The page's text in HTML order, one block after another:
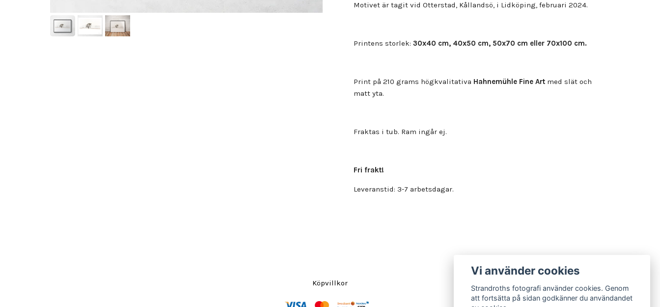
Motivet är tagit vid Otterstad, Kållandsö, i Lidköping, februari 2024.
Printens storlek: 30x40 cm, 40x50 cm, 50x70 cm eller 70x100 cm.
Print på 210 grams högkvalitativa Hahnemühle Fine Art med slät och
matt yta.
Fraktas i tub. Ram ingår ej.
Fri frakt!
Leveranstid: 3-7 arbetsdagar.
Köpvillkor
Vi använder cookies
Strandroths fotografi använder cookies. Genom
att fortsätta på sidan godkänner du användandet